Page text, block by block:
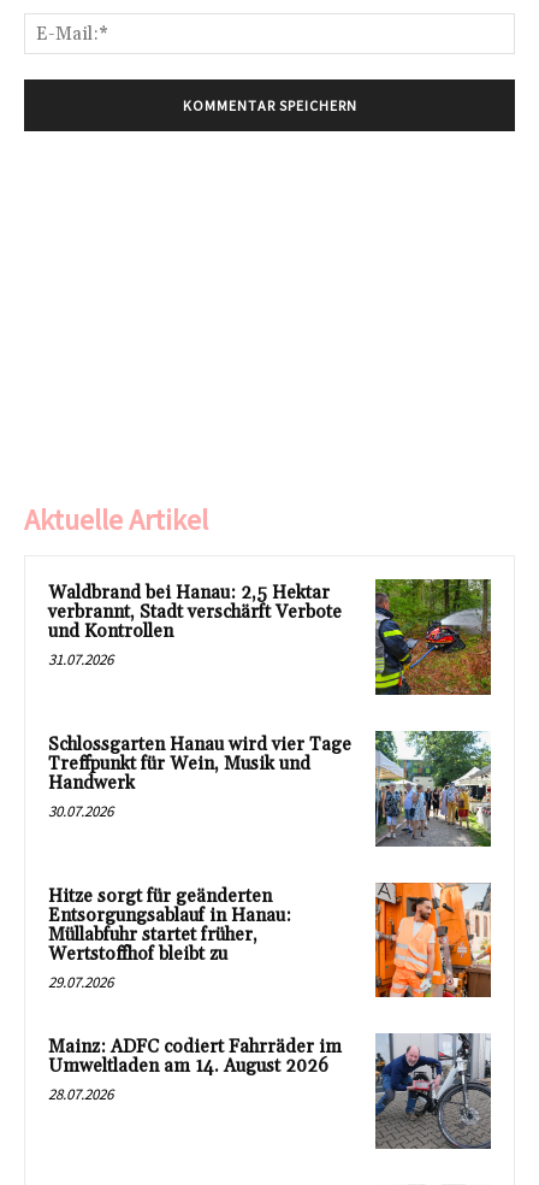
Aktuelle Artikel
Waldbrand bei Hanau: 2,5 Hektar
verbrannt, Stadt verschärft Verbote
und Kontrollen
31.07.2026
Schlossgarten Hanau wird vier Tage
Treffpunkt für Wein, Musik und
Handwerk
30.07.2026
Hitze sorgt für geänderten
Entsorgungsablauf in Hanau:
Müllabfuhr startet früher,
Wertstoffhof bleibt zu
29.07.2026
Mainz: ADFC codiert Fahrräder im
Umweltladen am 14. August 2026
28.07.2026